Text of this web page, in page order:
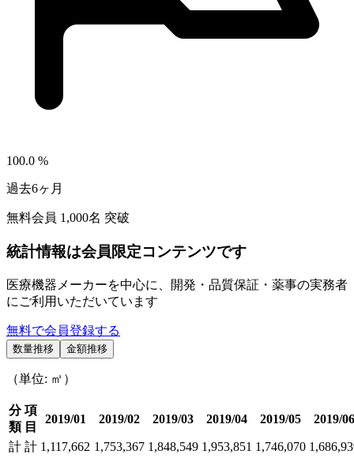
100.0 %
過去6ヶ月
無料会員 1,000名 突破
統計情報は会員限定コンテンツです
医療機器メーカーを中心に、開発・品質保証・薬事の実務者
にご利用いただいています
無料で会員登録する
数量推移 金額推移
（単位: ㎡）
分
類
項
目
2019/01 2019/02 2019/03 2019/04 2019/05 2019/06
計 計 1,117,662 1,753,367 1,848,549 1,953,851 1,746,070